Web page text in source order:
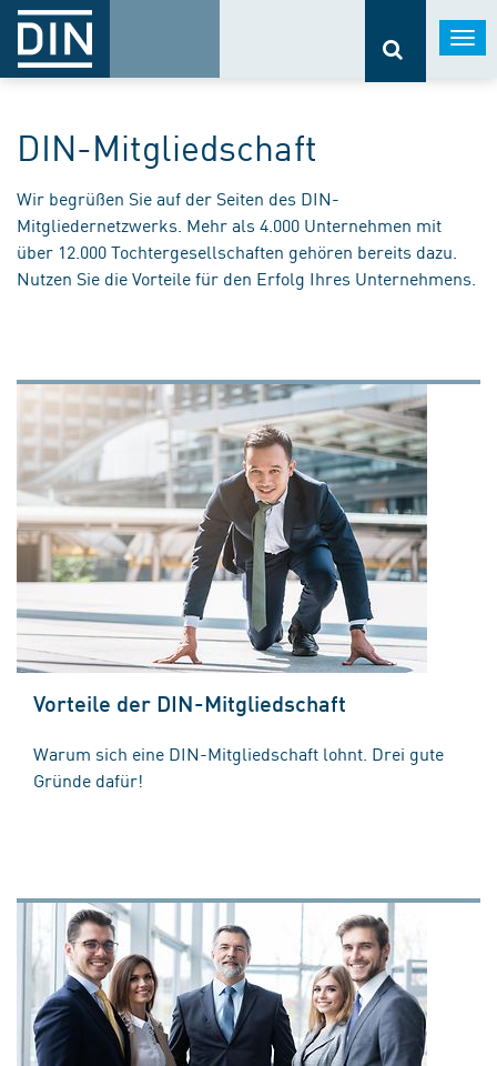
DIN-Mitgliedschaft
Wir begrüßen Sie auf der Seiten des DIN-
Mitgliedernetzwerks. Mehr als 4.000 Unternehmen mit
über 12.000 Tochtergesellschaften gehören bereits dazu.
Nutzen Sie die Vorteile für den Erfolg Ihres Unternehmens.
Vorteile der DIN-Mitgliedschaft
Warum sich eine DIN-Mitgliedschaft lohnt. Drei gute
Gründe dafür!